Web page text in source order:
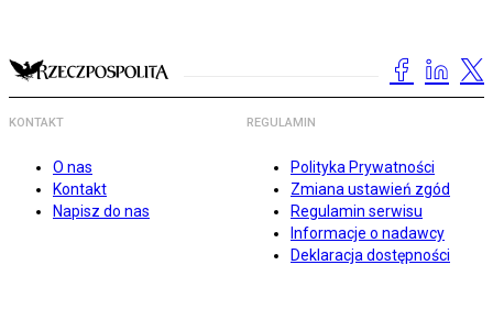
KONTAKT
O nas
Kontakt
Napisz do nas
REGULAMIN
Polityka Prywatności
Zmiana ustawień zgód
Regulamin serwisu
Informacje o nadawcy
Deklaracja dostępności